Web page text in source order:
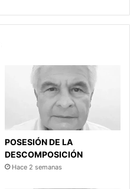
POSESIÓN DE LA
DESCOMPOSICIÓN
Hace 2 semanas